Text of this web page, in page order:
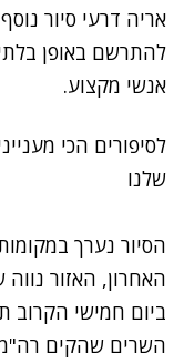
אריה דרעי סיור
להתרשם באופן
אנשי מקצוע.
לסיפורים הכי
שלנו
הסיור נערך
האחרון, האזור נווה
ביום חמישי הקרוב
השרים שהקים